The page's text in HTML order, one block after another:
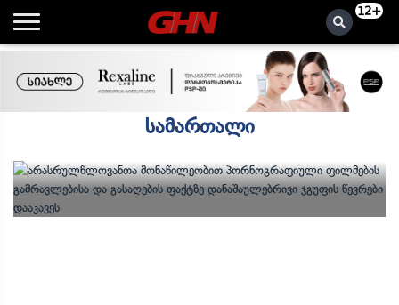
12+
სამართალი